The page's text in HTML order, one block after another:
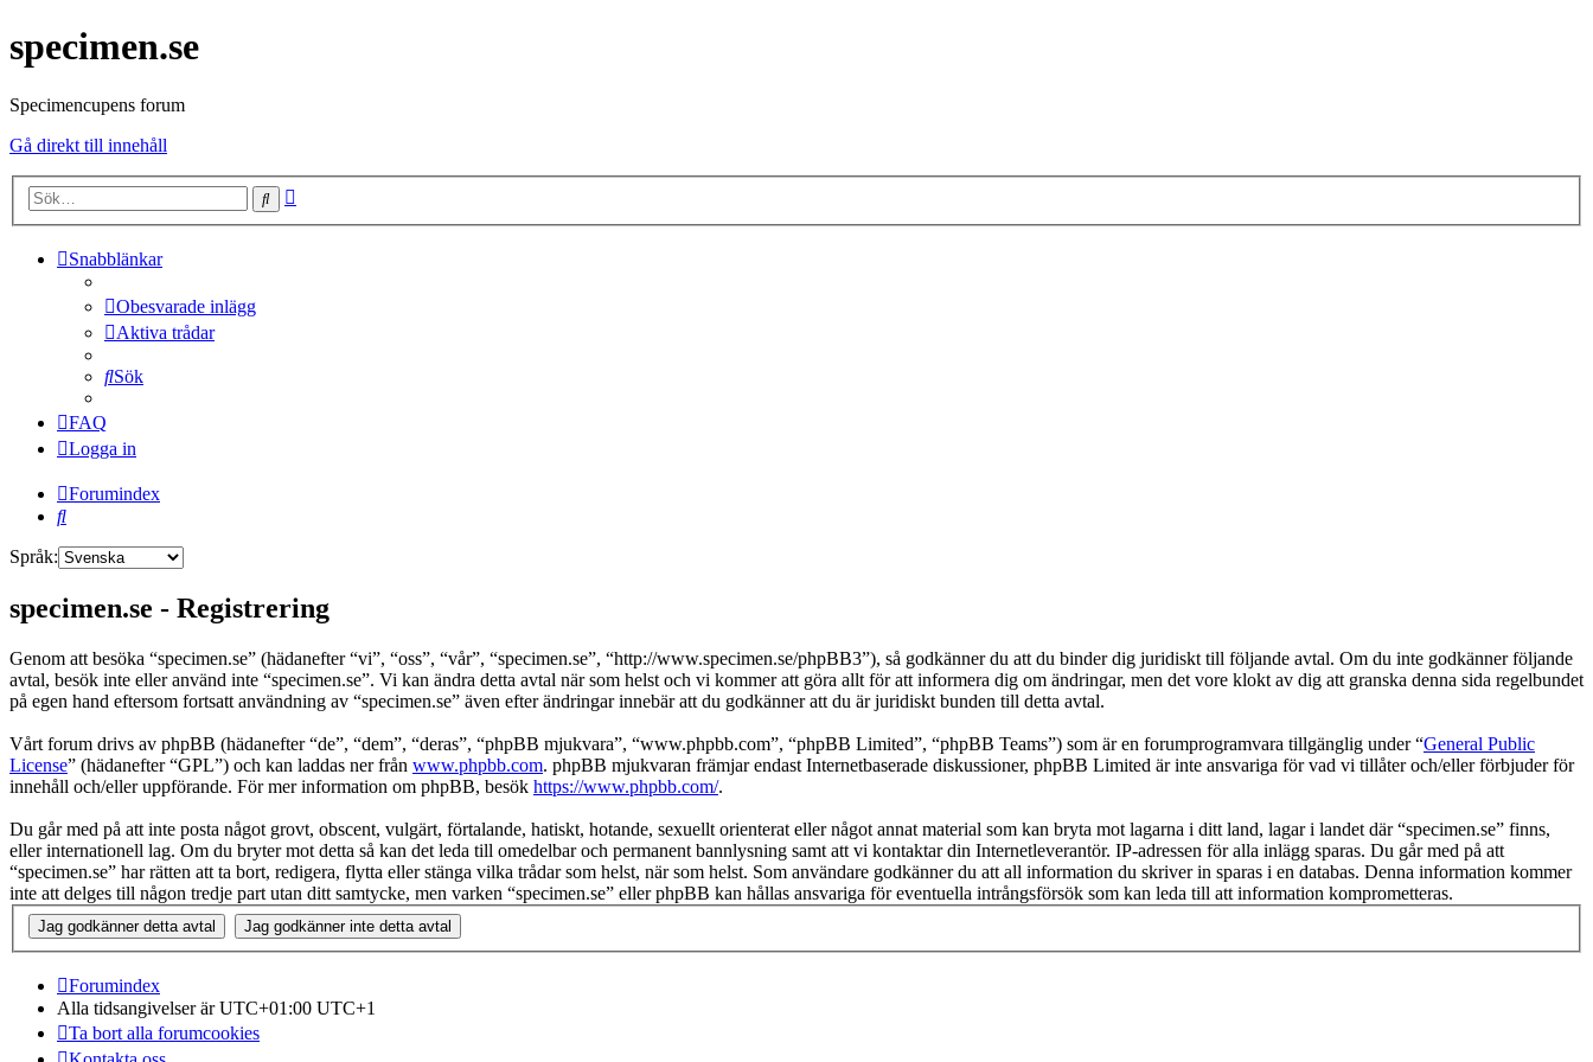
specimen.se
Specimencupens forum
Gå direkt till innehåll
Sök
Snabblänkar
Obesvarade inlägg
Aktiva trådar
Sök
FAQ
Logga in
Forumindex
Sök
Språk:
specimen.se - Registrering
Genom att besöka “specimen.se” (hädanefter “vi”, “oss”, “vår”, “specimen.se”, “http://www.specimen.se/phpBB3”), så godkänner du att du binder dig juridiskt till följande avtal. Om du inte godkänner följande
avtal, besök inte eller använd inte “specimen.se”. Vi kan ändra detta avtal när som helst och vi kommer att göra allt för att informera dig om ändringar, men det vore klokt av dig att granska denna sida regelbundet
på egen hand eftersom fortsatt användning av “specimen.se” även efter ändringar innebär att du godkänner att du är juridiskt bunden till detta avtal.
Vårt forum drivs av phpBB (hädanefter “de”, “dem”, “deras”, “phpBB mjukvara”, “www.phpbb.com”, “phpBB Limited”, “phpBB Teams”) som är en forumprogramvara tillgänglig under “General Public
License” (hädanefter “GPL”) och kan laddas ner från www.phpbb.com. phpBB mjukvaran främjar endast Internetbaserade diskussioner, phpBB Limited är inte ansvariga för vad vi tillåter och/eller förbjuder för
innehåll och/eller uppförande. För mer information om phpBB, besök https://www.phpbb.com/.
Du går med på att inte posta något grovt, obscent, vulgärt, förtalande, hatiskt, hotande, sexuellt orienterat eller något annat material som kan bryta mot lagarna i ditt land, lagar i landet där “specimen.se” finns,
eller internationell lag. Om du bryter mot detta så kan det leda till omedelbar och permanent bannlysning samt att vi kontaktar din Internetleverantör. IP-adressen för alla inlägg sparas. Du går med på att
“specimen.se” har rätten att ta bort, redigera, flytta eller stänga vilka trådar som helst, när som helst. Som användare godkänner du att all information du skriver in sparas i en databas. Denna information kommer
inte att delges till någon tredje part utan ditt samtycke, men varken “specimen.se” eller phpBB kan hållas ansvariga för eventuella intrångsförsök som kan leda till att information komprometteras.
Forumindex
Alla tidsangivelser är UTC+01:00 UTC+1
Ta bort alla forumcookies